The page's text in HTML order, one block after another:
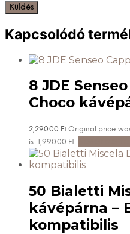
Kapcsolódó
8 JDE
Choco
2,290.00Ft Original price
is: 1,990.00 Ft.
50 Bialetti
kávépárna –
kompatibilis